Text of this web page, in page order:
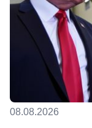
08.08.2026